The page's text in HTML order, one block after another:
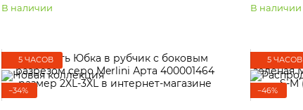
В наличии В наличии
5 ЧАСОВ
−34%
5 ЧАСОВ
−46%